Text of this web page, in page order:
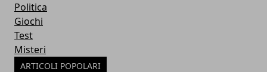
Politica
Giochi
Test
Misteri
ARTICOLI POPOLARI